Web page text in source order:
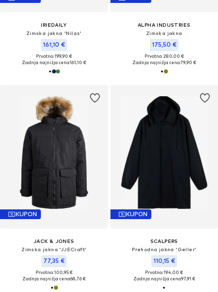
IRIEDAILY
Zimska jakna 'Nilas'
161,10 €
Prvotno: 199,90 €
Zadnja najnižja cena161,10 €
ALPHA INDUSTRIES
Zimska jakna
175,50 €
Prvotno: 280,00 €
Zadnja najnižja cena79,90 €
KUPON
JACK & JONES
Zimska jakna 'JJECraft'
77,35 €
Prvotno: 100,95 €
Zadnja najnižja cena68,76 €
KUPON
SCALPERS
Prehodna jakna 'Geller'
110,15 €
Prvotno: 194,00 €
Zadnja najnižja cena97,91 €